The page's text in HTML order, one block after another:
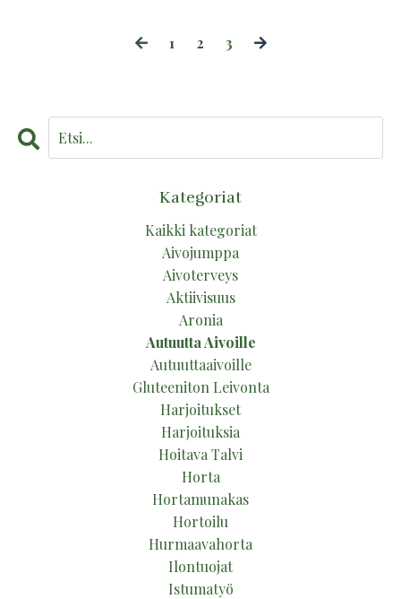
1 2 3
Kategoriat
Kaikki kategoriat
Aivojumppa
Aivoterveys
Aktiivisuus
Aronia
Autuutta Aivoille
Autuuttaaivoille
Gluteeniton Leivonta
Harjoitukset
Harjoituksia
Hoitava Talvi
Horta
Hortamunakas
Hortoilu
Hurmaavahorta
Ilontuojat
Istumatyö